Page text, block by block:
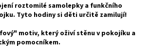
roztomilé samolepky a funkčního
Tyto hodiny si děti určitě zamilují!
motiv, který oživí stěnu v pokojíku a
pomocníkem.